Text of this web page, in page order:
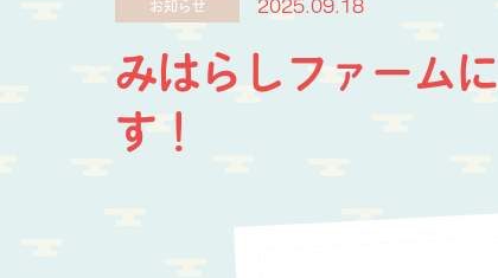
お知らせ 2025.09.18
みはらしファームに
す！